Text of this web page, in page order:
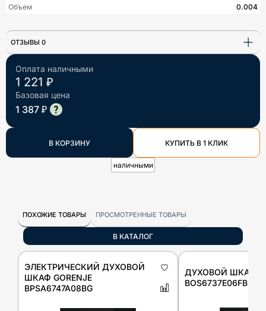
Оплата наличными
1 221 ₽
Базовая цена
1 387 ₽
В КОРЗИНУ КУПИТЬ В 1 КЛИК
наличными
Объем 0.004
ОТЗЫВЫ 0
ПОХОЖИЕ ТОВАРЫ ПРОСМОТРЕННЫЕ ТОВАРЫ
В КАТАЛОГ
ЭЛЕКТРИЧЕСКИЙ ДУХОВОЙ
ШКАФ GORENJE
BPSA6747A08BG
ДУХОВОЙ ШКАФ
BOS6737E06FBG